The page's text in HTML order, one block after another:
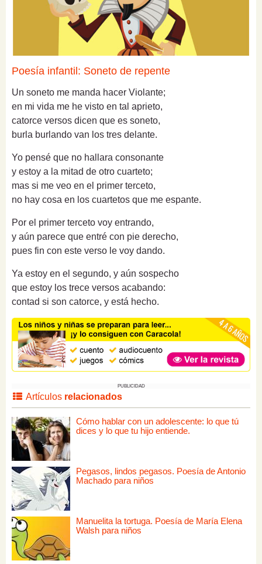
Poesía infantil: Soneto de repente
Un soneto me manda hacer Violante;
en mi vida me he visto en tal aprieto,
catorce versos dicen que es soneto,
burla burlando van los tres delante.
Yo pensé que no hallara consonante
y estoy a la mitad de otro cuarteto;
mas si me veo en el primer terceto,
no hay cosa en los cuartetos que me espante.
Por el primer terceto voy entrando,
y aún parece que entré con pie derecho,
pues fin con este verso le voy dando.
Ya estoy en el segundo, y aún sospecho
que estoy los trece versos acabando:
contad si son catorce, y está hecho.
PUBLICIDAD
Artículos relacionados
Cómo hablar con un adolescente: lo que tú
dices y lo que tu hijo entiende.
Pegasos, lindos pegasos. Poesía de Antonio
Machado para niños
Manuelita la tortuga. Poesía de María Elena
Walsh para niños